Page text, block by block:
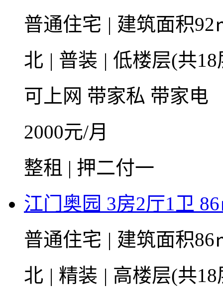
普通住宅 | 建筑面积
北 | 普装 | 低楼层(共
可上网 带家私 带家电
2000元/月
整租 | 押二付一
江门奥园 3房2厅1卫
普通住宅 | 建筑面积
北 | 精装 | 高楼层(共